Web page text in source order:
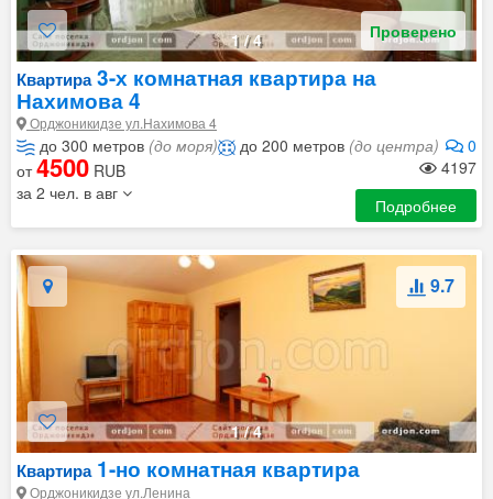
1/4 Проверено
Квартира3-х комнатная квартира на
Нахимова 4
Орджоникидзе ул.Нахимова 4
до 300 метров (до моря) 0
до 200 метров (до центра)
4197
от4500 RUB
за 2 чел. в авг
Подробнее
1/4
9.7
Квартира1-но комнатная квартира
Орджоникидзе ул.Ленина